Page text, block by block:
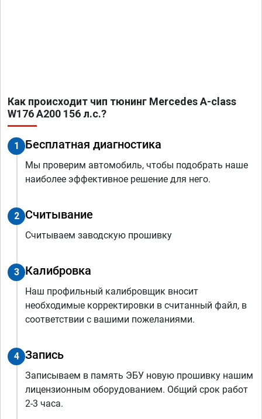
Как происходит чип тюнинг Mercedes A-class
W176 A200 156 л.с.?
1 Бесплатная диагностика
Мы проверим автомобиль, чтобы подобрать наше
наиболее эффективное решение для него.
2 Считывание
Считываем заводскую прошивку
3 Калибровка
Наш профильный калибровщик вносит
необходимые корректировки в считанный файл, в
соответствии с вашими пожеланиями.
4 Запись
Записываем в память ЭБУ новую прошивку нашим
лицензионным оборудованием. Общий срок работ
2-3 часа.